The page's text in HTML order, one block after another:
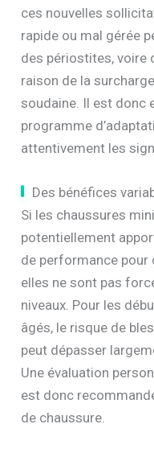
ces nouvelles
rapide ou mal gérée
des périostites, voire
raison de la
soudaine. Il est donc
programme
attentivement les
Des bénéfices
Si les chaussures
potentiellement
de performance pour
elles ne sont pas
niveaux. Pour les
âgés, le risque de
peut dépasser
Une évaluation
est donc
de chaussure.